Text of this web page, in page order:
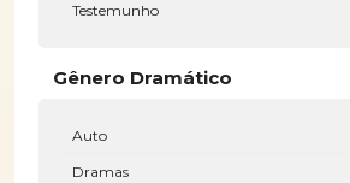
Testemunho
Gênero Dramático
Auto
Dramas